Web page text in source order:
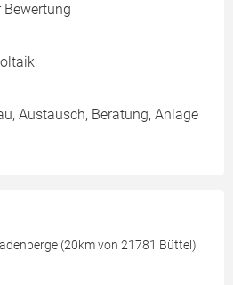
Bewertung
Austausch, Beratung, Anlage
(20km von 21781 Büttel)